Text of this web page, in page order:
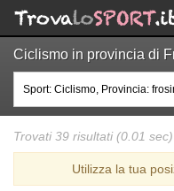
Ciclismo in provincia di
Trovati 39 risultati (0.01 sec)
Utilizza la tua